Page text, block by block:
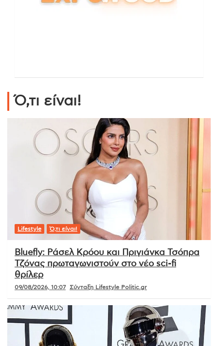
Ό,τι είναι!
Lifestyle Ό,τι είναι!
Bluefly: Ράσελ Κρόου και Πριγιάνκα Τσόπρα
Τζόνας πρωταγωνιστούν στο νέο sci-fi
θρίλερ
09/08/2026, 10:07 Σύνταξη Lifestyle Politic.gr